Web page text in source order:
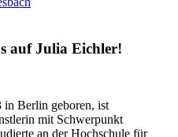
auf Julia Eichler!
in Berlin geboren, ist
mit Schwerpunkt
an der Hochschule für